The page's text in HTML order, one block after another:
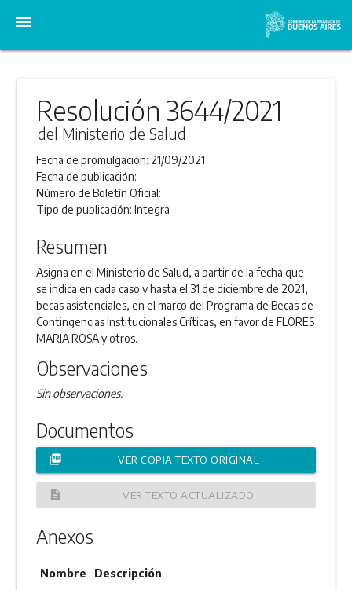
menu
Resolución 3644/2021
del Ministerio de Salud
Fecha de promulgación: 21/09/2021
Fecha de publicación:
Número de Boletín Oficial:
Tipo de publicación:Integra
Resumen
Asigna en el Ministerio de Salud, a partir de la fecha que
se indica en cada caso y hasta el 31 de diciembre de 2021,
becas asistenciales, en el marco del Programa de Becas de
Contingencias Institucionales Críticas, en favor de FLORES
MARIA ROSA y otros.
Observaciones
Sin observaciones.
Documentos
picture_as_pdf VER COPIA TEXTO ORIGINAL
description VER TEXTO ACTUALIZADO
Anexos
Nombre Descripción